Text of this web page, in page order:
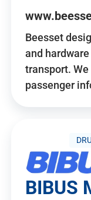
Beesset
and
transport.
passenger
BIBUS